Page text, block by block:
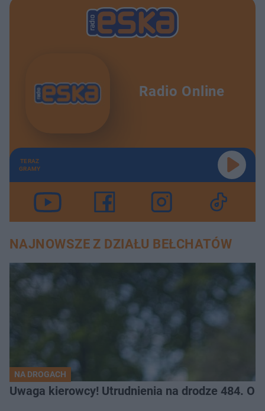
Radio Online
TERAZ
GRAMY
NAJNOWSZE Z DZIAŁU BEŁCHATÓW
NA DROGACH
Uwaga kierowcy! Utrudnienia na drodze 484.